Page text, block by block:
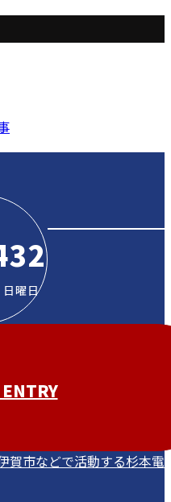
曜日
ENTRY